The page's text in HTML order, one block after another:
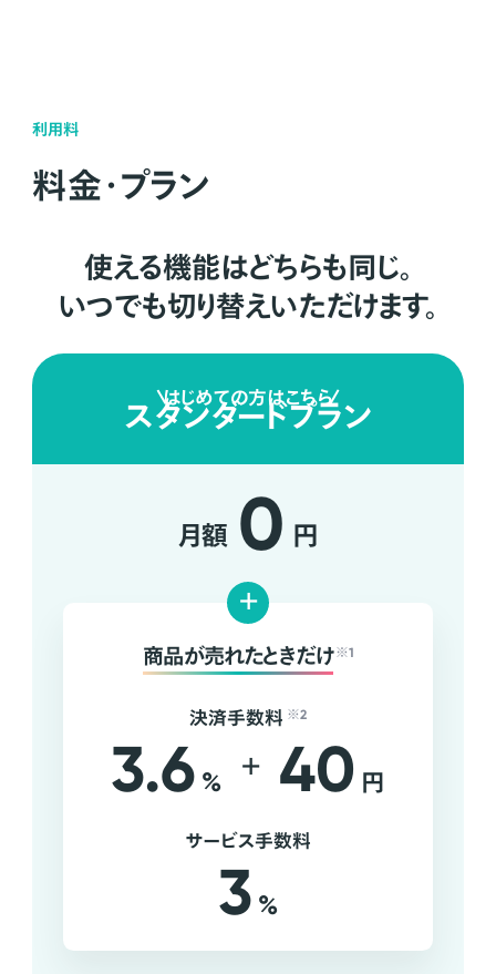
利用料
料金・プラン
使える機能はどちらも同じ。
いつでも切り替えいただけます。
はじめての方はこちら
スタンダードプラン
月額 0 円
+
商品が売れたときだけ ※1
決済手数料 ※2
3.6 % + 40 円
サービス手数料
3 %